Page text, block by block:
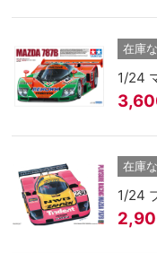
在庫
1/24
在庫
1/24